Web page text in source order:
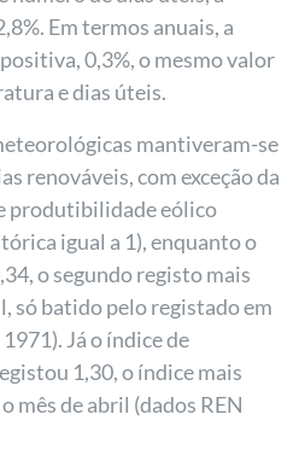
Em termos anuais, a
0,3%, o mesmo valor
e dias úteis.
mantiveram-se
renováveis, com exceção da
produtibilidade eólico
igual a 1), enquanto o
o segundo registo mais
só batido pelo registado em
Já o índice de
1,30, o índice mais
mês de abril (dados REN